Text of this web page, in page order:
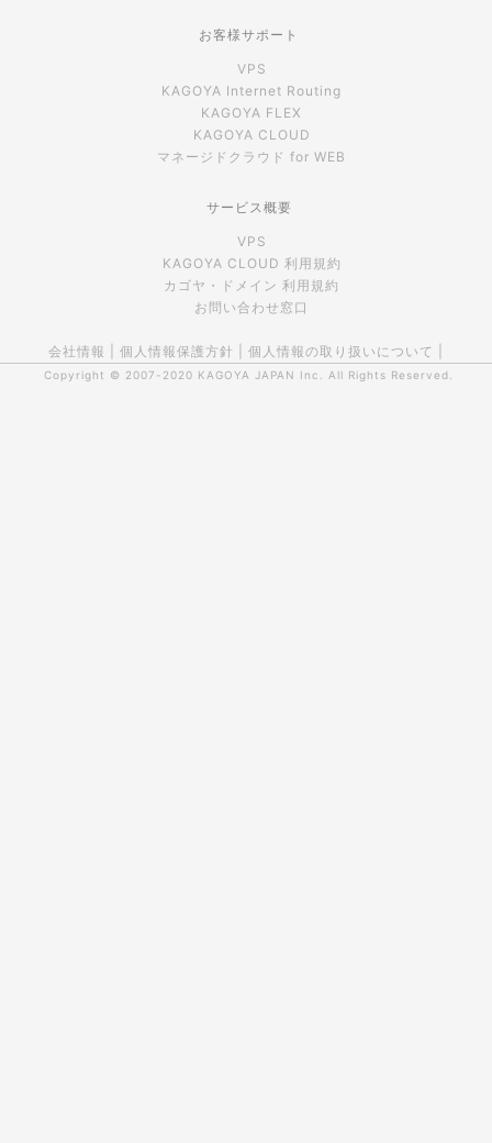
お客様サポート
VPS
KAGOYA Internet Routing
KAGOYA FLEX
KAGOYA CLOUD
マネージドクラウド for WEB
サービス概要
VPS
KAGOYA CLOUD 利用規約
カゴヤ・ドメイン 利用規約
お問い合わせ窓口
会社情報 個人情報保護方針 個人情報の取り扱いについて
Copyright © 2007-2020 KAGOYA JAPAN Inc. All Rights Reserved.